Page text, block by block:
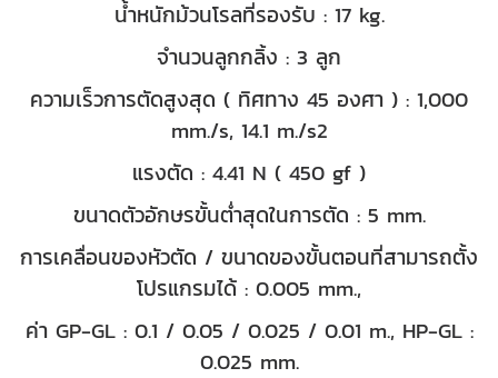
น้ำหนักม้วนโรลที่รองรับ : 17 kg.
จำนวนลูกกลิ้ง : 3 ลูก
ความเร็วการตัดสูงสุด ( ทิศทาง 45 องศา ) : 1,000
mm./s, 14.1 m./s2
แรงตัด : 4.41 N ( 450 gf )
ขนาดตัวอักษรขั้นต่ำสุดในการตัด : 5 mm.
การเคลื่อนของหัวตัด / ขนาดของขั้นตอนที่สามารถตั้ง
โปรแกรมได้ : 0.005 mm.,
ค่า GP-GL : 0.1 / 0.05 / 0.025 / 0.01 m., HP-GL :
0.025 mm.